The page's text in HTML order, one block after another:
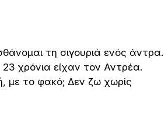
τη σιγουριά ενός άντρα.
χρόνια είχαν τον Αντρέα.
με το φακό; Δεν ζω χωρίς